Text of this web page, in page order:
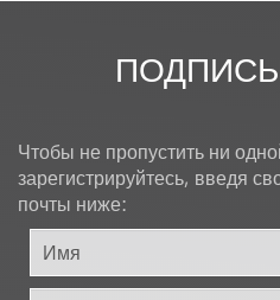
Чтобы не пропустить ни
зарегистрируйтесь, введя
почты ниже: